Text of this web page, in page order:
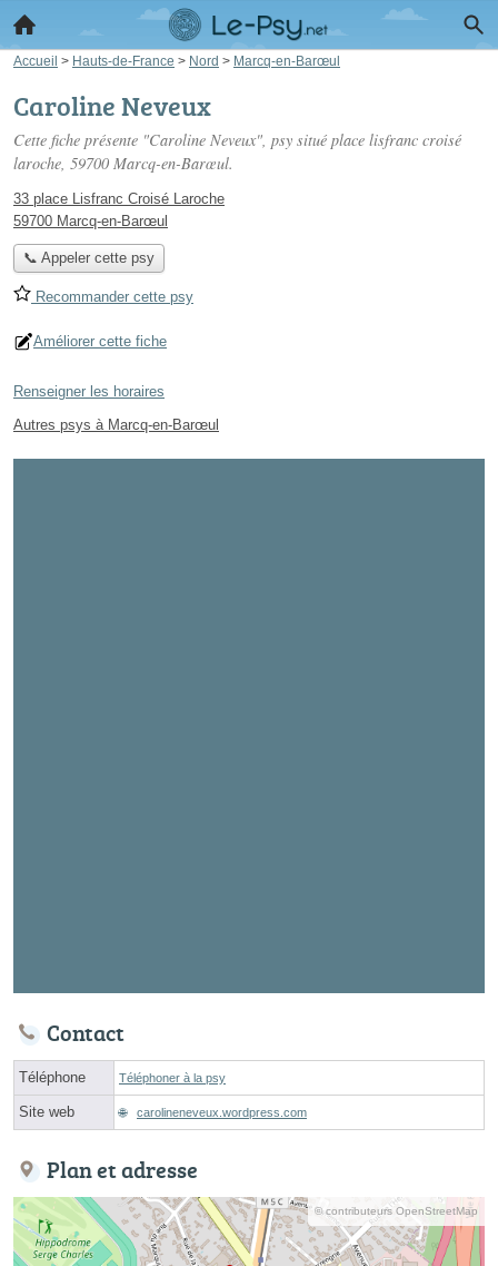
Accueil > Hauts-de-France > Nord > Marcq-en-Barœul
Caroline Neveux
Cette fiche présente "Caroline Neveux", psy situé place lisfranc croisé
laroche, 59700 Marcq-en-Barœul.
33 place Lisfranc Croisé Laroche
59700 Marcq-en-Barœul
📞 Appeler cette psy
Recommander cette psy
Améliorer cette fiche
Renseigner les horaires
Autres psys à Marcq-en-Barœul
Contact
Téléphone Téléphoner à la psy
Site web carolineneveux.wordpress.com
Plan et adresse
© contributeurs OpenStreetMap